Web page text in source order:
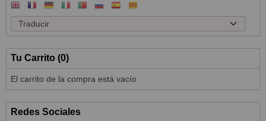
Tu Carrito (0)
El carrito de la compra está vacío
Redes Sociales